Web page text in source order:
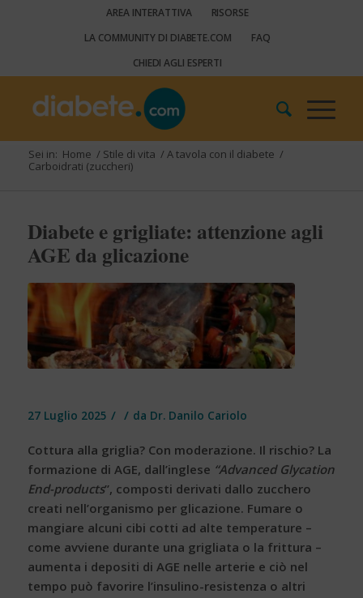
AREA INTERATTIVA
RISORSE
LA COMMUNITY DI DIABETE.COM
FAQ
CHIEDI AGLI ESPERTI
Sei in: Home / Stile di vita / A tavola con il diabete /
Carboidrati (zuccheri)
Diabete e grigliate: attenzione agli
AGE da glicazione
27 Luglio 2025 / / da Dr. Danilo Cariolo
Cottura alla griglia? Con moderazione. Il rischio? La
formazione di AGE, dall’inglese “Advanced Glycation
End-products”, composti derivati dallo zucchero
creati nell’organismo per glicazione. Fumare o
mangiare alcuni cibi cotti ad alte temperature –
come avviene durante una grigliata o la frittura –
aumenta i depositi di AGE nelle arterie e ciò nel
tempo può favorire l’insulino-resistenza o altri